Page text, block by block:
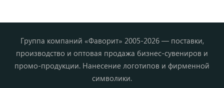
Группа компаний «Фаворит» 2005-2026 — поставки,
производство и оптовая продажа бизнес-сувениров и
промо-продукции. Нанесение логотипов и фирменной
символики.